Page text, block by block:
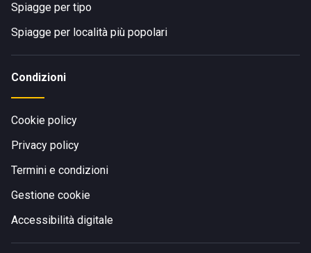
Spiagge per tipo
Spiagge per località più popolari
Condizioni
Cookie policy
Privacy policy
Termini e condizioni
Gestione cookie
Accessibilità digitale